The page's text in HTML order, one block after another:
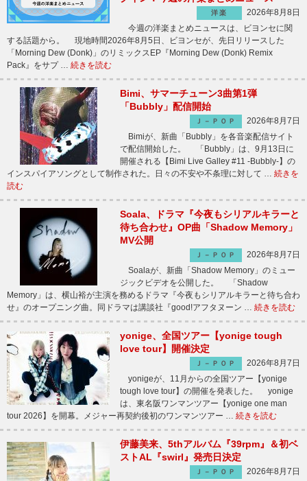
洋楽
2026年8月8日
今週の洋楽まとめニュースは、ビヨンセに関
する話題から。 現地時間2026年8月5日、ビヨンセが、先日リリースした
「Morning Dew (Donk)」のリミックスEP『Morning Dew (Donk) Remix
Pack』をサプ … 続きを読む
Bimi、サマーチューン3曲第1弾
「Bubbly」配信開始
Ｊ－ＰＯＰ
2026年8月7日
Bimiが、新曲「Bubbly」を各音楽配信サイト
で配信開始した。 「Bubbly」は、9月13日に
開催される【Bimi Live Galley #11 -Bubbly-】の
インスパイアソングとして制作された。日々の不安や不条理に対して … 続きを
読む
Soala、ドラマ『今夜もシリアルキラーと
待ち合わせ』OP曲「Shadow Memory」
MV公開
Ｊ－ＰＯＰ
2026年8月7日
Soalaが、新曲「Shadow Memory」のミュー
ジックビデオを公開した。 「Shadow
Memory」は、横山裕が主演を務めるドラマ『今夜もシリアルキラーと待ち合わ
せ』のオープニング曲。同ドラマは講談社『good!アフタヌーン … 続きを読む
yonige、全国ツアー【yonige tough
love tour】開催決定
Ｊ－ＰＯＰ
2026年8月7日
yonigeが、11月からの全国ツアー【yonige
tough love tour】の開催を発表した。 yonige
は、東名阪ワンマンツアー【yonige one man
tour 2026】を開幕。メジャー再契約後初のワンマンツアー … 続きを読む
伊藤美来、5thアルバム『39rpm』＆初ベ
ストAL『swirl』発売日決定
Ｊ－ＰＯＰ
2026年8月7日